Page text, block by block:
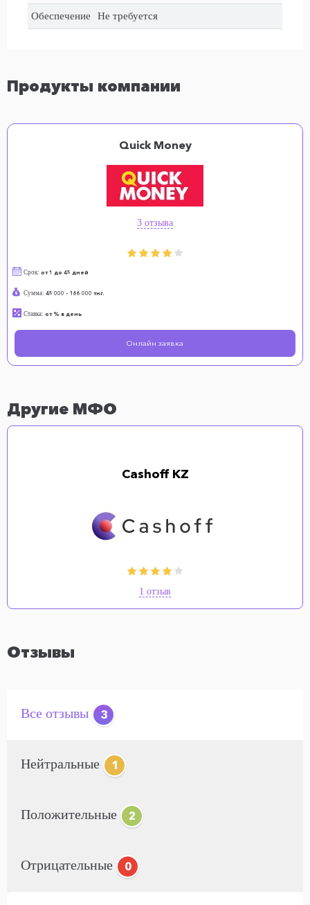
Обеспечение Не требуется
Продукты компании
Quick Money
3 отзыва
Срок: от 1 до 45 дней
Сумма: 45 000 - 166 000 тнг.
Ставка: от % в день
Онлайн заявка
Другие МФО
Cashoff KZ
1 отзыв
Отзывы
Все отзывы 3
Нейтральные 1
Положительные 2
Отрицательные 0